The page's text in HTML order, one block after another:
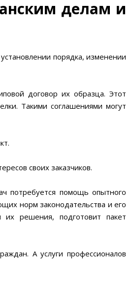
делам и
порядка, изменении
договор их образца. Этот
Такими соглашениями могут
своих заказчиков.
потребуется помощь опытного
норм законодательства и его
решения, подготовит пакет
А услуги профессионалов